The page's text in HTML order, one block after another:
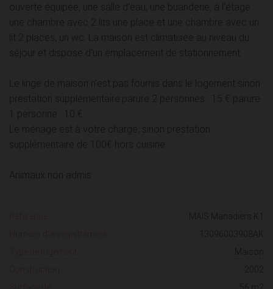
ouverte équipée, une salle d'eau, une buanderie, à l'étage
une chambre avec 2 lits une place et une chambre avec un
lit 2 places, un wc. La maison est climatisée au niveau du
séjour et dispose d'un emplacement de stationnement.
Le linge de maison n'est pas fournis dans le logement sinon
prestation supplémentaire:parure 2 personnes : 15 € parure
1 personne : 10 €
Le ménage est à votre charge, sinon prestation
supplémentaire de 100€ hors cuisine.
Animaux non admis
13096003908AK